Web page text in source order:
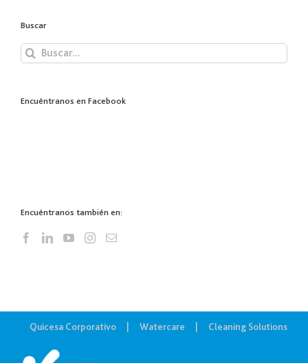
Buscar
Buscar:
Encuéntranos en Facebook
Encuéntranos también en:
Quicesa Corporativo Watercare Cleaning Solutions